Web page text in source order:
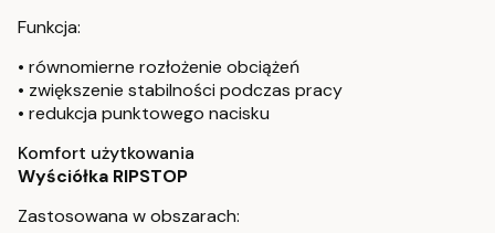
Funkcja:
• równomierne rozłożenie obciążeń
• zwiększenie stabilności podczas pracy
• redukcja punktowego nacisku
Komfort użytkowania
Wyściółka RIPSTOP
Zastosowana w obszarach: